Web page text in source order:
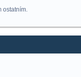
ostatním.